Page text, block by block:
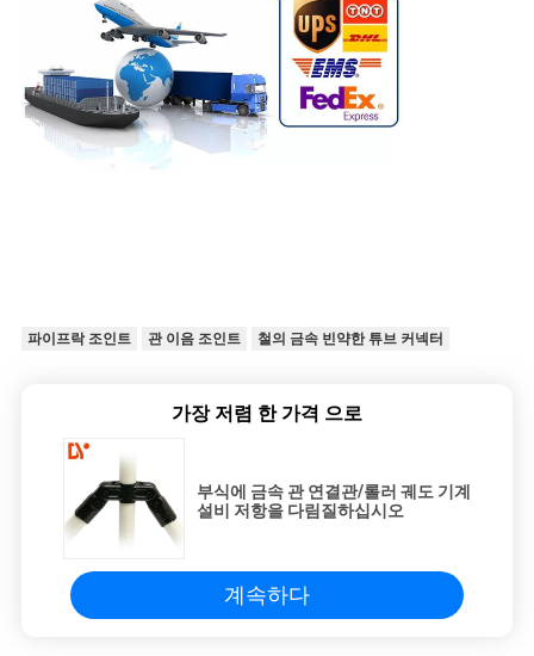
파이프락 조인트 관 이음 조인트 철의 금속 빈약한 튜브 커넥터
가장 저렴 한 가격 으로
부식에 금속 관 연결관/롤러 궤도 기계
설비 저항을 다림질하십시오
계속하다